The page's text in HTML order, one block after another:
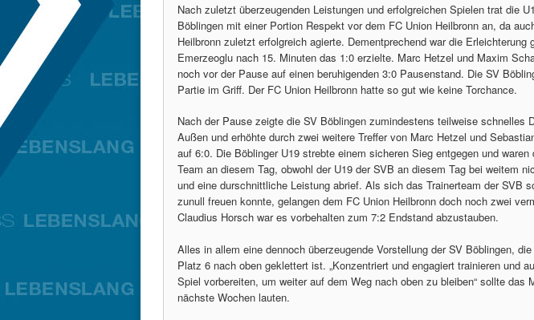
Nach zuletzt überzeugenden Leistungen und erfolgreichen Spielen trat die
Böblingen mit einer Portion Respekt vor dem FC Union Heilbronn an, da
Heilbronn zuletzt erfolgreich agierte. Dementprechend war die Erleichterung
Emerzeoglu nach 15. Minuten das 1:0 erzielte. Marc Hetzel und Maxim
noch vor der Pause auf einen beruhigenden 3:0 Pausenstand. Die SV
Partie im Griff. Der FC Union Heilbronn hatte so gut wie keine Torchance.
Nach der Pause zeigte die SV Böblingen zumindestens teilweise schnelles
Außen und erhöhte durch zwei weitere Treffer von Marc Hetzel und
auf 6:0. Die Böblinger U19 strebte einem sicheren Sieg entgegen und waren
Team an diesem Tag, obwohl der U19 der SVB an diesem Tag bei weitem
und eine durschnittliche Leistung abrief. Als sich das Trainerteam der SVB
zunull freuen konnte, gelangen dem FC Union Heilbronn doch noch zwei
Claudius Horsch war es vorbehalten zum 7:2 Endstand abzustauben.
Alles in allem eine dennoch überzeugende Vorstellung der SV Böblingen,
Platz 6 nach oben geklettert ist. „Konzentriert und engagiert trainieren und
Spiel vorbereiten, um weiter auf dem Weg nach oben zu bleiben“ sollte das
nächste Wochen lauten.